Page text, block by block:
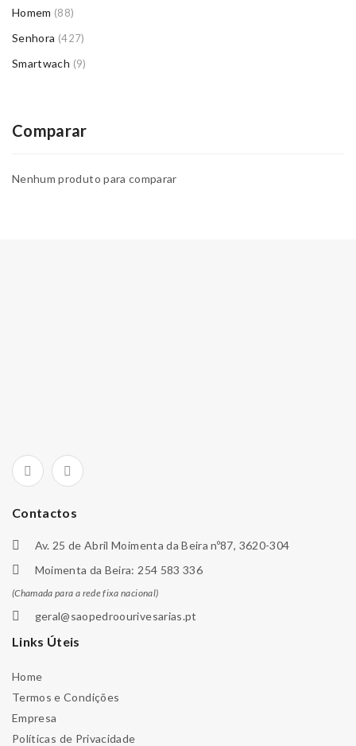
Homem (88)
Senhora (427)
Smartwach (9)
Comparar
Nenhum produto para comparar
Contactos
Av. 25 de Abril Moimenta da Beira nº87, 3620-304
Moimenta da Beira: 254 583 336
(Chamada para a rede fixa nacional)
geral@saopedroourivesarias.pt
Links Úteis
Home
Termos e Condições
Empresa
Políticas de Privacidade